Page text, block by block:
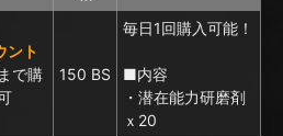
ント
で購
150 BS
毎日1回購入可能！
■内容
・潜在能力研磨剤
ｘ20